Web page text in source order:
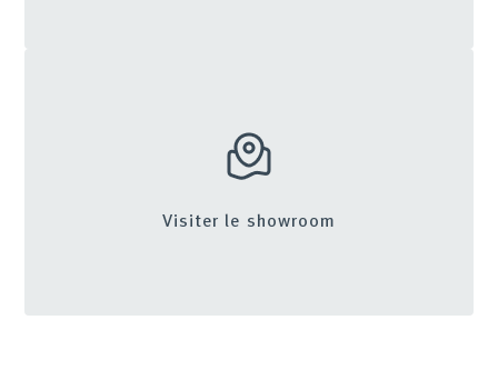
Visiter le showroom